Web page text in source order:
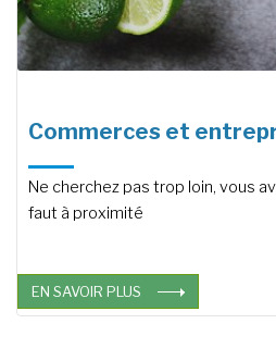
Commerces et
Ne cherchez pas trop loin, vous
faut à proximité
EN SAVOIR PLUS